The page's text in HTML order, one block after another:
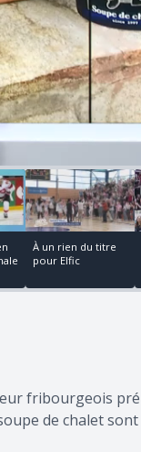
À un rien du titre
pour Elfic
fribourgeois
de chalet sont